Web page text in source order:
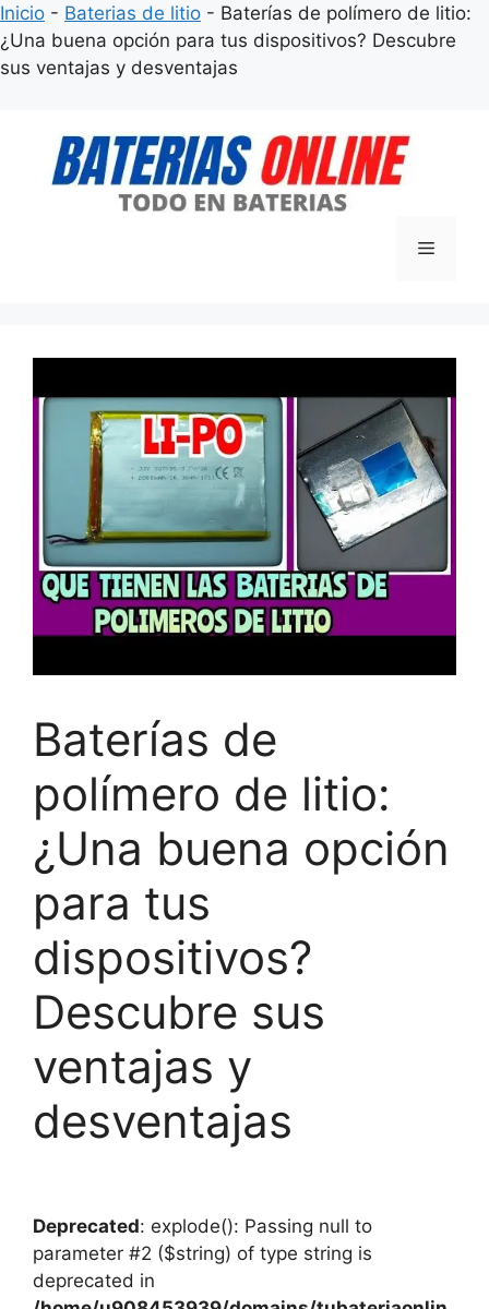
Inicio - Baterias de litio - Baterías de polímero de litio:
¿Una buena opción para tus dispositivos? Descubre
sus ventajas y desventajas
contenido
Menú
Baterías de
polímero de litio:
¿Una buena opción
para tus
dispositivos?
Descubre sus
ventajas y
desventajas
Deprecated: explode(): Passing null to
parameter #2 ($string) of type string is
deprecated in